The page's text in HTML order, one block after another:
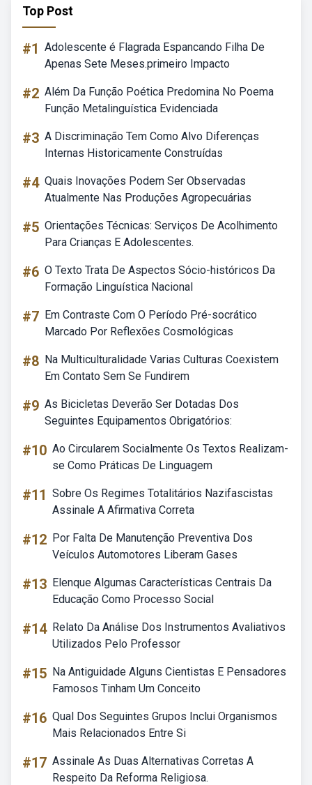
Top Post
#1 Adolescente é Flagrada Espancando Filha De
Apenas Sete Meses.primeiro Impacto
#2 Além Da Função Poética Predomina No Poema
Função Metalinguística Evidenciada
#3 A Discriminação Tem Como Alvo Diferenças
Internas Historicamente Construídas
#4 Quais Inovações Podem Ser Observadas
Atualmente Nas Produções Agropecuárias
#5 Orientações Técnicas: Serviços De Acolhimento
Para Crianças E Adolescentes.
#6 O Texto Trata De Aspectos Sócio-históricos Da
Formação Linguística Nacional
#7 Em Contraste Com O Período Pré-socrático
Marcado Por Reflexões Cosmológicas
#8 Na Multiculturalidade Varias Culturas Coexistem
Em Contato Sem Se Fundirem
#9 As Bicicletas Deverão Ser Dotadas Dos
Seguintes Equipamentos Obrigatórios:
#10 Ao Circularem Socialmente Os Textos Realizam-
se Como Práticas De Linguagem
#11 Sobre Os Regimes Totalitários Nazifascistas
Assinale A Afirmativa Correta
#12 Por Falta De Manutenção Preventiva Dos
Veículos Automotores Liberam Gases
#13 Elenque Algumas Características Centrais Da
Educação Como Processo Social
#14 Relato Da Análise Dos Instrumentos Avaliativos
Utilizados Pelo Professor
#15 Na Antiguidade Alguns Cientistas E Pensadores
Famosos Tinham Um Conceito
#16 Qual Dos Seguintes Grupos Inclui Organismos
Mais Relacionados Entre Si
#17 Assinale As Duas Alternativas Corretas A
Respeito Da Reforma Religiosa.